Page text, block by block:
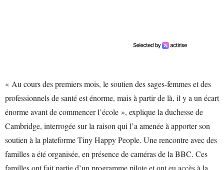
« Au cours des premiers mois, le soutien des sages-femmes et des
professionnels de santé est énorme, mais à partir de là, il y a un écart
énorme avant de commencer l’école », explique la duchesse de
Cambridge, interrogée sur la raison qui l’a amenée à apporter son
soutien à la plateforme Tiny Happy People. Une rencontre avec des
familles a été organisée, en présence de caméras de la BBC. Ces
familles ont fait partie d’un programme pilote et ont eu accès à la